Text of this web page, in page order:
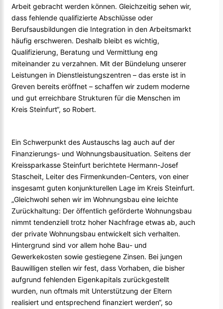
Arbeit gebracht werden können. Gleichzeitig sehen wir,
dass fehlende qualifizierte Abschlüsse oder
Berufsausbildungen die Integration in den Arbeitsmarkt
häufig erschweren. Deshalb bleibt es wichtig,
Qualifizierung, Beratung und Vermittlung eng
miteinander zu verzahnen. Mit der Bündelung unserer
Leistungen in Dienstleistungszentren – das erste ist in
Greven bereits eröffnet – schaffen wir zudem moderne
und gut erreichbare Strukturen für die Menschen im
Kreis Steinfurt“, so Robert.
Ein Schwerpunkt des Austauschs lag auch auf der
Finanzierungs- und Wohnungsbausituation. Seitens der
Kreissparkasse Steinfurt berichtete Hermann-Josef
Stascheit, Leiter des Firmenkunden-Centers, von einer
insgesamt guten konjunkturellen Lage im Kreis Steinfurt.
„Gleichwohl sehen wir im Wohnungsbau eine leichte
Zurückhaltung: Der öffentlich geförderte Wohnungsbau
nimmt tendenziell trotz hoher Nachfrage etwas ab, auch
der private Wohnungsbau entwickelt sich verhalten.
Hintergrund sind vor allem hohe Bau- und
Gewerkekosten sowie gestiegene Zinsen. Bei jungen
Bauwilligen stellen wir fest, dass Vorhaben, die bisher
aufgrund fehlenden Eigenkapitals zurückgestellt
wurden, nun oftmals mit Unterstützung der Eltern
realisiert und entsprechend finanziert werden“, so